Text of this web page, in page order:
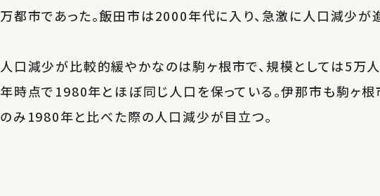
万都市であった。飯田市は2000年代に入り、急激に人口減少が
人口減少が比較的緩やかなのは駒ヶ根市で、規模としては5万
年時点で1980年とほぼ同じ人口を保っている。伊那市も駒ヶ
のみ1980年と比べた際の人口減少が目立つ。